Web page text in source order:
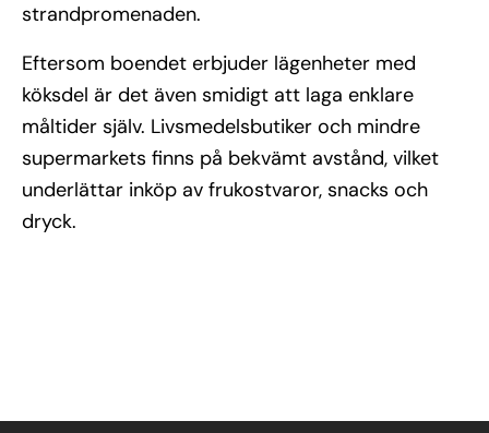
strandpromenaden.
Eftersom boendet erbjuder lägenheter med
köksdel är det även smidigt att laga enklare
måltider själv. Livsmedelsbutiker och mindre
supermarkets finns på bekvämt avstånd, vilket
underlättar inköp av frukostvaror, snacks och
dryck.